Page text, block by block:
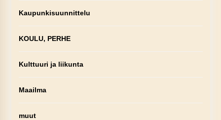
Kaupunkisuunnittelu
KOULU, PERHE
Kulttuuri ja liikunta
Maailma
muut